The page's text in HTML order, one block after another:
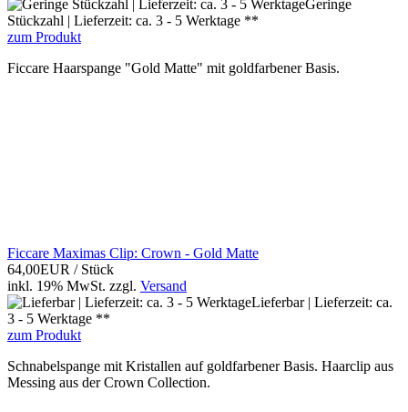
Geringe
Stückzahl | Lieferzeit: ca. 3 - 5 Werktage **
zum Produkt
Ficcare Haarspange "Gold Matte" mit goldfarbener Basis.
Ficcare Maximas Clip: Crown - Gold Matte
64,00EUR / Stück
inkl. 19% MwSt. zzgl. Versand
Lieferbar | Lieferzeit: ca.
3 - 5 Werktage **
zum Produkt
Schnabelspange mit Kristallen auf goldfarbener Basis. Haarclip aus
Messing aus der Crown Collection.